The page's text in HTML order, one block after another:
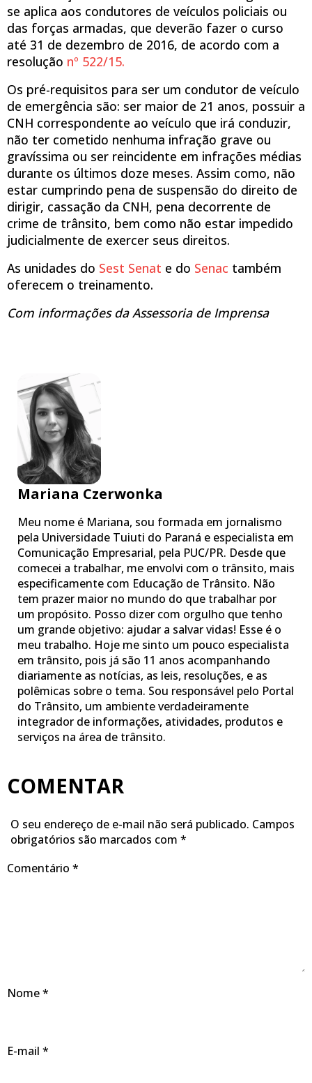
se aplica aos condutores de veículos policiais ou
das forças armadas, que deverão fazer o curso
até 31 de dezembro de 2016, de acordo com a
resolução nº 522/15.
Os pré-requisitos para ser um condutor de veículo
de emergência são: ser maior de 21 anos, possuir a
CNH correspondente ao veículo que irá conduzir,
não ter cometido nenhuma infração grave ou
gravíssima ou ser reincidente em infrações médias
durante os últimos doze meses. Assim como, não
estar cumprindo pena de suspensão do direito de
dirigir, cassação da CNH, pena decorrente de
crime de trânsito, bem como não estar impedido
judicialmente de exercer seus direitos.
As unidades do Sest Senat e do Senac também
oferecem o treinamento.
Com informações da Assessoria de Imprensa
Mariana Czerwonka
Meu nome é Mariana, sou formada em jornalismo
pela Universidade Tuiuti do Paraná e especialista em
Comunicação Empresarial, pela PUC/PR. Desde que
comecei a trabalhar, me envolvi com o trânsito, mais
especificamente com Educação de Trânsito. Não
tem prazer maior no mundo do que trabalhar por
um propósito. Posso dizer com orgulho que tenho
um grande objetivo: ajudar a salvar vidas! Esse é o
meu trabalho. Hoje me sinto um pouco especialista
em trânsito, pois já são 11 anos acompanhando
diariamente as notícias, as leis, resoluções, e as
polêmicas sobre o tema. Sou responsável pelo Portal
do Trânsito, um ambiente verdadeiramente
integrador de informações, atividades, produtos e
serviços na área de trânsito.
COMENTAR
O seu endereço de e-mail não será publicado. Campos
obrigatórios são marcados com *
Comentário *
Nome*
E-mail *